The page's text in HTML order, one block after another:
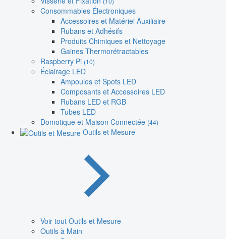
Consommables Électroniques
Accessoires et Matériel Auxiliaire
Rubans et Adhésifs
Produits Chimiques et Nettoyage
Gaines Thermorétractables
Raspberry Pi (10)
Éclairage LED
Ampoules et Spots LED
Composants et Accessoires LED
Rubans LED et RGB
Tubes LED
Domotique et Maison Connectée (44)
Outils et Mesure
Voir tout Outils et Mesure
Outils à Main